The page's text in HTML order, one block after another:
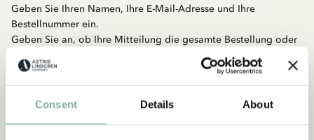
Consent Details About
Geben Sie Ihren Namen, Ihre E-Mail-Adresse und Ihre
Bestellnummer ein.
Geben Sie an, ob Ihre Mitteilung die gesamte Bestellung oder
Geben Sie an, welche Produkte betroffen sind, wenn Sie nur
Bestätigen Sie, dass Sie den Kauf widerrufen möchten.